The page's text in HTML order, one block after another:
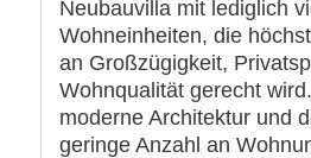
Neubauvilla mit lediglich
Wohneinheiten, die
an Großzügigkeit,
Wohnqualität gerecht
moderne Architektur und
geringe Anzahl an